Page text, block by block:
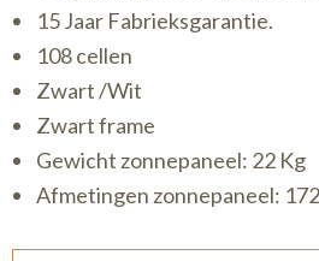
15 Jaar Fabrieksgarantie.
108 cellen
Zwart /Wit
Zwart frame
Gewicht zonnepaneel: 22 Kg
Afmetingen zonnepaneel: